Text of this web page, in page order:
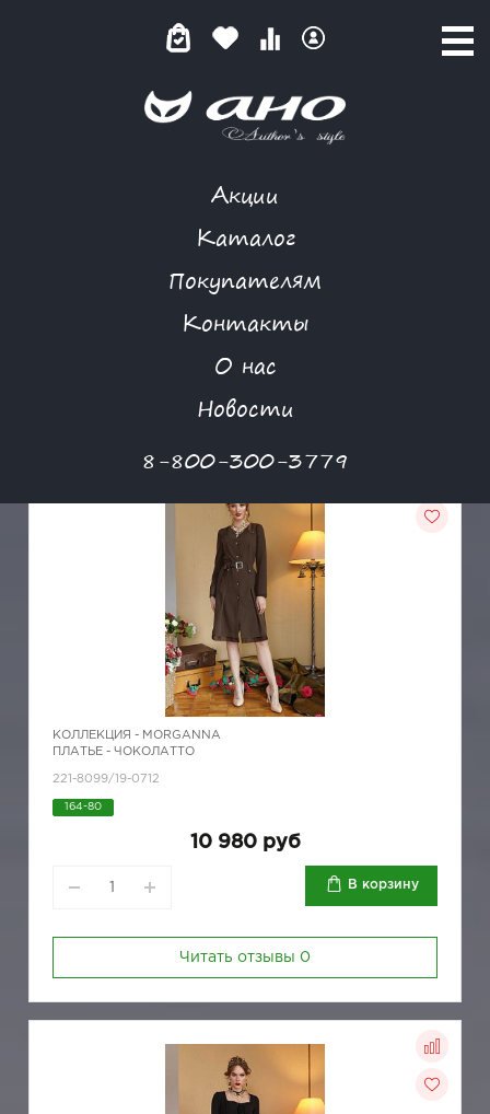
Акции
Каталог
Покупателям
Контакты
О нас
Новости
8-800-300-3779
MORGANNA
КОЛЛЕКЦИЯ - MORGANNA
ПЛАТЬЕ - ЧОКОЛАТТО
221-8099/19-0712
164-80
10 980 руб
В корзину
Читать отзывы 0